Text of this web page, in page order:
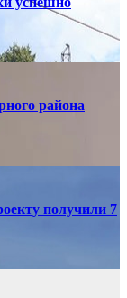
района
получили 7